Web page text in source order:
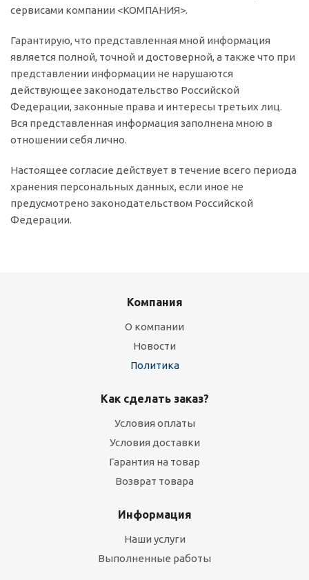
сервисами компании <КОМПАНИЯ>.
Гарантирую, что представленная мной информация
является полной, точной и достоверной, а также что при
представлении информации не нарушаются
действующее законодательство Российской
Федерации, законные права и интересы третьих лиц.
Вся представленная информация заполнена мною в
отношении себя лично.
Настоящее согласие действует в течение всего периода
хранения персональных данных, если иное не
предусмотрено законодательством Российской
Федерации.
Компания
О компании
Новости
Политика
Как сделать заказ?
Условия оплаты
Условия доставки
Гарантия на товар
Возврат товара
Информация
Наши услуги
Выполненные работы